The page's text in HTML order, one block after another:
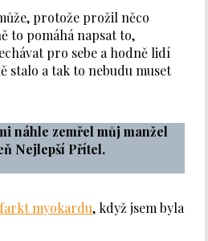
protože prožil něco
to pomáhá napsat to,
pro sebe a hodně lidí
stalo a tak to nebudu muset
náhle zemřel můj manžel
Nejlepší Přítel.
myokardu, když jsem byla